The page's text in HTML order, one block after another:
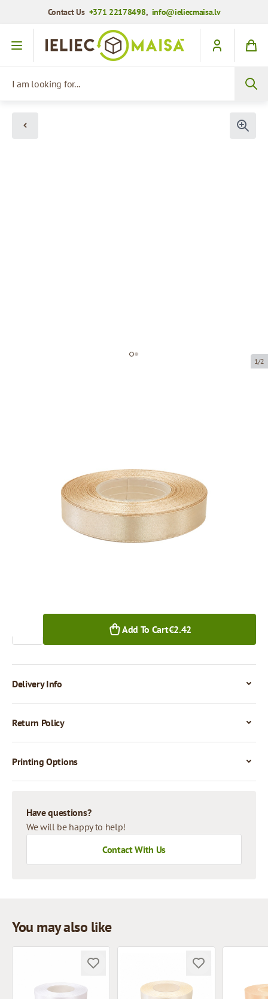
Contact Us +371 22178498, info@ieliecmaisa.lv
Skip to Content
1/2
Product can be collected from a pickup point.
Price per 1 piece
Add To Cart€2.42
Delivery Info
Return Policy
Printing Options
Have questions?
We will be happy to help!
Contact With Us
You may also like